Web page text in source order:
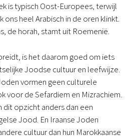
is typisch Oost-Europees, terwijl
heel Arabisch in de oren klinkt.
de horah, stamt uit Roemenië.
is het daarom goed om iets
Joodse cultuur en leefwijze.
vormen geen culturele
voor de Sefardiem en Mizrachiem.
dit opzicht anders dan een
Jood. En Iraanse Joden
cultuur dan hun Marokkaanse